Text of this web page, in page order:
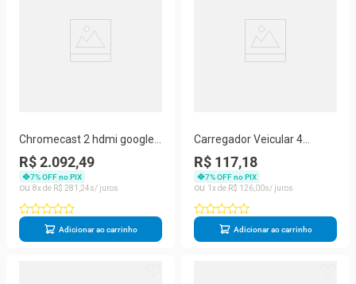
Chromecast 2 hdmi google
new chrome cast edição
2016
R$ 2.092,49
7% OFF no PIX
8
R$ 281 24
Adicionar ao carrinho
Carregador Veicular 4
Portas USB 5.1V
R$ 117,18
7% OFF no PIX
1
R$ 126 00
Adicionar ao carrinho